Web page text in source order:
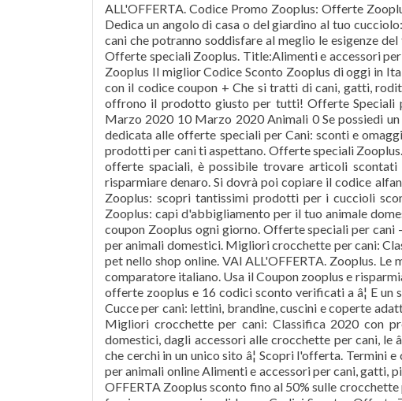
ALL'OFFERTA. Codice Promo Zooplus: Offerte
Dedica un angolo di casa o del giardino al tuo
cani che potranno soddisfare al meglio le esigenze del
Offerte speciali Zooplus. Title:Alimenti e accessori
Zooplus Il miglior Codice Sconto Zooplus di oggi in
con il codice coupon + Che si tratti di cani, gatti,
offrono il prodotto giusto per tutti! Offerte Speciali
Marzo 2020 10 Marzo 2020 Animali 0 Se possiedi
dedicata alle offerte speciali per Cani: sconti e
prodotti per cani ti aspettano. Offerte speciali
offerte spaciali, è possibile trovare articoli
risparmiare denaro. Si dovrà poi copiare il codice
Zooplus: scopri tantissimi prodotti per i cuccioli
Zooplus: capi d'abbigliamento per il tuo animale
coupon Zooplus ogni giorno. Offerte speciali per
per animali domestici. Migliori crocchette per cani:
pet nello shop online. VAI ALL'OFFERTA. Zooplus.
comparatore italiano. Usa il Coupon zooplus e
offerte zooplus e 16 codici sconto verificati a â¦ E
Cucce per cani: lettini, brandine, cuscini e coperte
Migliori crocchette per cani: Classifica 2020 con
domestici, dagli accessori alle crocchette per cani, le
che cerchi in un unico sito â¦ Scopri l'offerta. Termini
per animali online Alimenti e accessori per cani, gatti,
OFFERTA Zooplus sconto fino al 50% sulle